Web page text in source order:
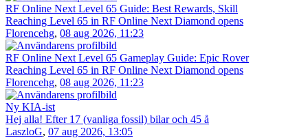
RF Online Next Level 65 Guide: Best Rewards, Skill
Reaching Level 65 in RF Online Next Diamond opens
Florencehg, 08 aug 2026, 11:23
RF Online Next Level 65 Gameplay Guide: Epic Rover
Reaching Level 65 in RF Online Next Diamond opens
Florencehg, 08 aug 2026, 11:23
Ny KIA-ist
Hej alla! Efter 17 (vanliga fossil) bilar och 45 å
LaszloG, 07 aug 2026, 13:05